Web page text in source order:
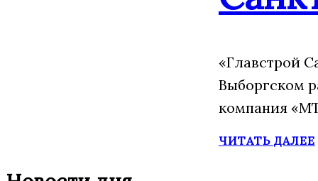
«Главстрой
Выборгском
компания
ЧИТАТЬ ДАЛЕЕ